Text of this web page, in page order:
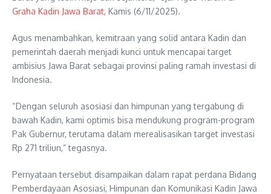
Graha Kadin Jawa Barat, Kamis (6/11/2025).
Agus menambahkan, kemitraan yang solid antara Kadin dan
pemerintah daerah menjadi kunci untuk mencapai target
ambisius Jawa Barat sebagai provinsi paling ramah investasi di
Indonesia.
“Dengan seluruh asosiasi dan himpunan yang tergabung di
bawah Kadin, kami optimis bisa mendukung program-program
Pak Gubernur, terutama dalam merealisasikan target investasi
Rp 271 triliun,” tegasnya.
Pernyataan tersebut disampaikan dalam rapat perdana Bidang
Pemberdayaan Asosiasi, Himpunan dan Komunikasi Kadin Jawa